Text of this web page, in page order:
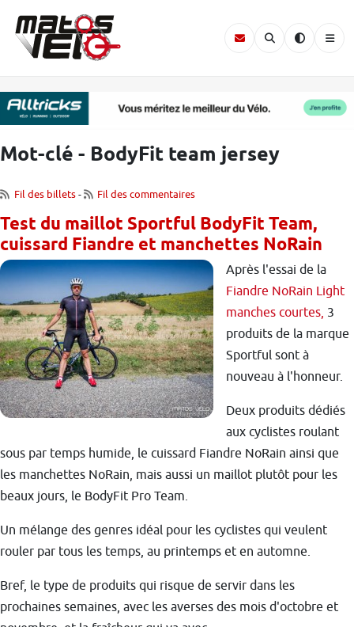
Mot-clé - BodyFit team jersey
Fil des billets- Fil des commentaires
Test du maillot Sportful BodyFit Team,
cuissard Fiandre et manchettes NoRain
Après l'essai de la
Fiandre NoRain Light
manches courtes, 3
produits de la marque
Sportful sont à
nouveau à l'honneur.
Deux produits dédiés
aux cyclistes roulant
sous par temps humide, le cuissard Fiandre NoRain ainsi que
les manchettes NoRain, mais aussi un maillot plutôt pour les
beaux jours, le BodyFit Pro Team.
Un mélange des genres idéal pour les cyclistes qui veulent
rouler par tous les temps, au printemps et en automne.
Bref, le type de produits qui risque de servir dans les
prochaines semaines, avec les averses des mois d'octobre et